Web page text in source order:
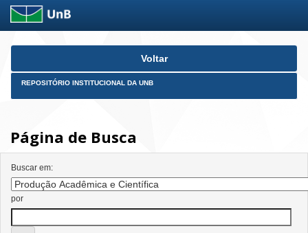
Skip
Voltar
REPOSITÓRIO INSTITUCIONAL DA UNB
Página de Busca
Buscar em:
por